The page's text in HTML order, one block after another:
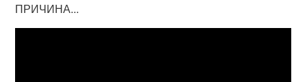
ПРИЧИНА...